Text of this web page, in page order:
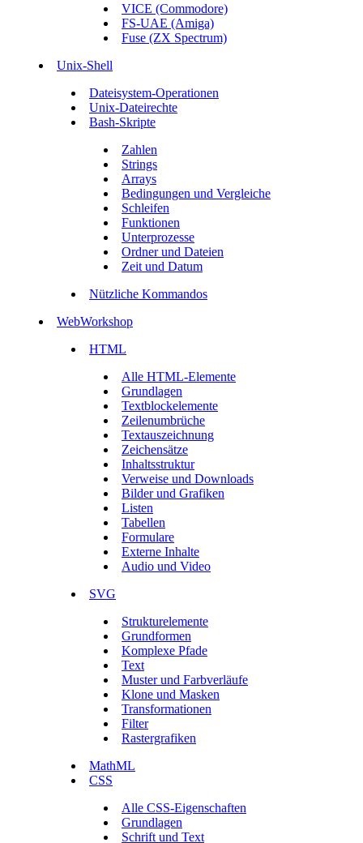
VICE (Commodore)
FS-UAE (Amiga)
Fuse (ZX Spectrum)
Unix-Shell
Dateisystem-Operationen
Unix-Dateirechte
Bash-Skripte
Zahlen
Strings
Arrays
Bedingungen und Vergleiche
Schleifen
Funktionen
Unterprozesse
Ordner und Dateien
Zeit und Datum
Nützliche Kommandos
WebWorkshop
HTML
Alle HTML-Elemente
Grundlagen
Textblockelemente
Zeilenumbrüche
Textauszeichnung
Zeichensätze
Inhaltsstruktur
Verweise und Downloads
Bilder und Grafiken
Listen
Tabellen
Formulare
Externe Inhalte
Audio und Video
SVG
Strukturelemente
Grundformen
Komplexe Pfade
Text
Muster und Farbverläufe
Klone und Masken
Transformationen
Filter
Rastergrafiken
MathML
CSS
Alle CSS-Eigenschaften
Grundlagen
Schrift und Text